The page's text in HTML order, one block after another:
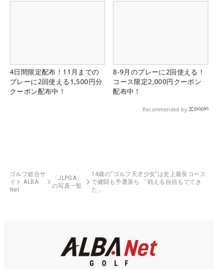
4日間限定配布！11月までの
プレーに2回使える1,500円分
クーポン配布中！
8-9月のプレーに2回使える！
コース限定2,000円クーポン
配布中！
Recommended by
ゴルフ総合サ
イト ALBA
Net
「JLPGA」
の写真一覧
14歳の“ゴルフ天才少女”は史上最長コース
で健闘も予選落ち 「戦える自信もでてき
た」